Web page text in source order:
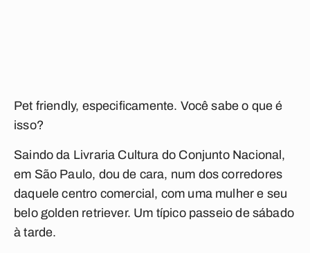
Pet friendly, especificamente. Você sabe o que é
isso?
Saindo da Livraria Cultura do Conjunto Nacional,
em São Paulo, dou de cara, num dos corredores
daquele centro comercial, com uma mulher e seu
belo golden retriever. Um típico passeio de sábado
à tarde.